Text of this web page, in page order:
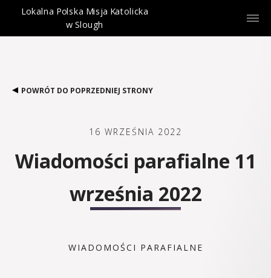
Lokalna Polska Misja Katolicka
w Slough
POWRÓT DO POPRZEDNIEJ STRONY
16 WRZEŚNIA 2022
Wiadomości parafialne 11
września 2022
WIADOMOŚCI PARAFIALNE